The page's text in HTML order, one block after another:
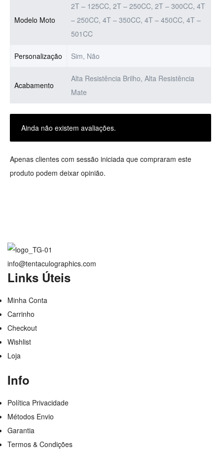
Modelo Moto
2T – 125CC, 2T – 250CC, 2T – 300CC, 4T
– 250CC, 4T – 350CC, 4T – 450CC, 4T –
501CC
Personalização Sim, Não
Acabamento
Alta Resistência Brilho, Alta Resistência
Mate
Ainda não existem avaliações.
Apenas clientes com sessão iniciada que compraram este
produto podem deixar opinião.
info@tentaculographics.com
Links Úteis
Minha Conta
Carrinho
Checkout
Wishlist
Loja
Info
Política Privacidade
Métodos Envio
Garantia
Termos & Condições